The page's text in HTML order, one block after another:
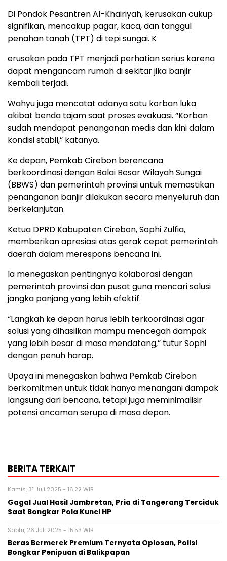
Di Pondok Pesantren Al-Khairiyah, kerusakan cukup
signifikan, mencakup pagar, kaca, dan tanggul
penahan tanah (TPT) di tepi sungai. K
erusakan pada TPT menjadi perhatian serius karena
dapat mengancam rumah di sekitar jika banjir
kembali terjadi.
Wahyu juga mencatat adanya satu korban luka
akibat benda tajam saat proses evakuasi. “Korban
sudah mendapat penanganan medis dan kini dalam
kondisi stabil,” katanya.
Ke depan, Pemkab Cirebon berencana
berkoordinasi dengan Balai Besar Wilayah Sungai
(BBWS) dan pemerintah provinsi untuk memastikan
penanganan banjir dilakukan secara menyeluruh dan
berkelanjutan.
Ketua DPRD Kabupaten Cirebon, Sophi Zulfia,
memberikan apresiasi atas gerak cepat pemerintah
daerah dalam merespons bencana ini.
Ia menegaskan pentingnya kolaborasi dengan
pemerintah provinsi dan pusat guna mencari solusi
jangka panjang yang lebih efektif.
“Langkah ke depan harus lebih terkoordinasi agar
solusi yang dihasilkan mampu mencegah dampak
yang lebih besar di masa mendatang,” tutur Sophi
dengan penuh harap.
Upaya ini menegaskan bahwa Pemkab Cirebon
berkomitmen untuk tidak hanya menangani dampak
langsung dari bencana, tetapi juga meminimalisir
potensi ancaman serupa di masa depan.
BERITA TERKAIT
Kamis, 31 Juli 2025 - 16:22 WIB
Gagal Jual Hasil Jambretan, Pria di Tangerang Terciduk
Saat Bongkar Pola Kunci HP
Sabtu, 26 Juli 2025 - 15:53 WIB
Beras Bermerek Premium Ternyata Oplosan, Polisi
Bongkar Penipuan di Balikpapan